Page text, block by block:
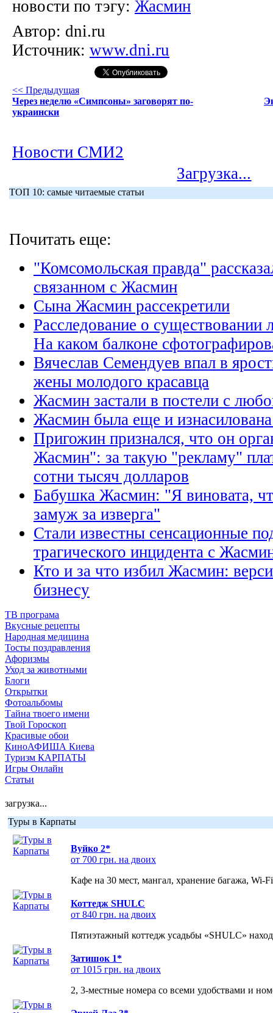
новости по тэгу: Жасмин
Автор: dni.ru
Источник: www.dni.ru
<< Предыдущая
Через неделю «Симпсоны» заговорят по-
украински
Новости СМИ2
Загрузка...
ТОП 10: самые читаемые статьи
Почитать еще:
"Комсомольская правда"
связанном с Жасмин
Сына Жасмин рассекретили
Расследование о
На каком балконе
Вячеслав Семендуев впал в
жены молодого красавца
Жасмин застали в постели с
Жасмин была еще и
Пригожин признался, что он
Жасмин": за такую "рекламу"
сотни тысяч долларов
Бабушка Жасмин: "Я виновата,
замуж за изверга"
Стали известны сенсационные
трагического инцидента с
Кто и за что избил Жасмин:
бизнесу
ТВ програма
Вкусные рецепты
Народная медицина
Тосты поздравления
Афоризмы
Уход за животными
Блоги
Открытки
Фотоальбомы
Тайна твоего имени
Твой Гороскоп
Красивые обои
КиноАФИША Киева
Туризм КАРПАТЫ
Игры Онлайн
Статьи
загрузка...
Туры в Карпаты
Вуйко 2*
от 700 грн. на двоих
Кафе на 30 мест, мангал, хранение багажа, Wi-
Коттедж SHULC
от 840 грн. на двоих
Пятиэтажный коттедж усадьбы «SHULC»
Затишок 1*
от 1015 грн. на двоих
2, 3-местные номера со всеми удобствами и